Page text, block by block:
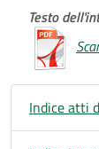
Testo
Indice atti